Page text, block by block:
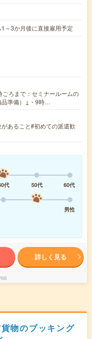
～3か月後に直接雇用予定
ろまで：セミナールームの
品準備）↓・9時…
あること#初めての派遣歓
代 50代
60代
男性
詳しく見る
物のブッキング